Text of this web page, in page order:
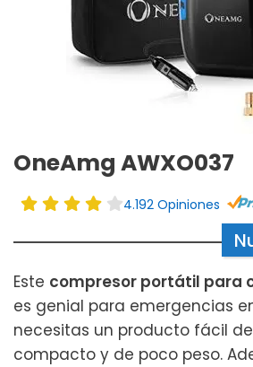
OneAmg AWXO037
4.192 Opiniones
Este compresor portátil para
es genial para emergencias
necesitas un producto fácil
compacto y de poco peso.